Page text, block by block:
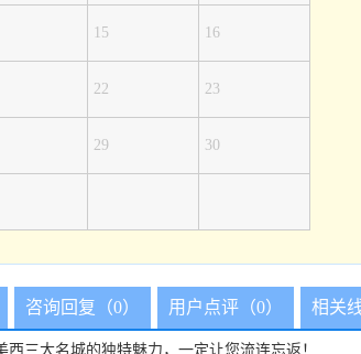
15 16
22 23
29 30
咨询回复（0） 用户点评（0） 相关
三大名城的独特魅力，一定让您流连忘返！